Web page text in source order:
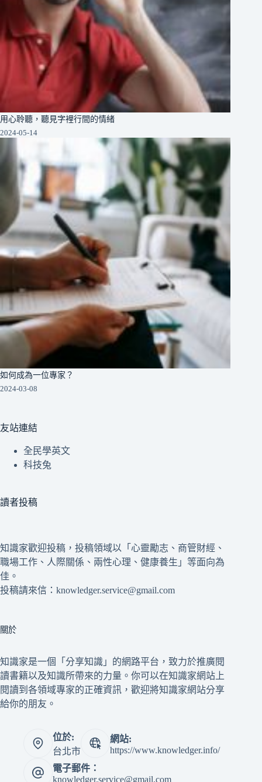
用心聆聽，聽見字裡行間的情緒
2024-05-14
如何成為一位專家？
2024-03-08
友站連結
全民學英文
科技兔
讀者投稿
知識家歡迎投稿，投稿領域以「心靈勵志、商管財經、
職場工作、人際關係、兩性心理、健康養生」等面向為
佳。
投稿請來信：knowledger.service@gmail.com
關於
知識家是一個「分享知識」的網路平台，致力於推廣閱
讀書籍以及知識所帶來的力量。你可以在知識家網站上
閱讀到各領域專家的正確資訊，歡迎將知識家網站分享
給你的朋友。
位於:
台北市
網站:
https://www.knowledger.info/
電子郵件：
knowledger.service@gmail.com